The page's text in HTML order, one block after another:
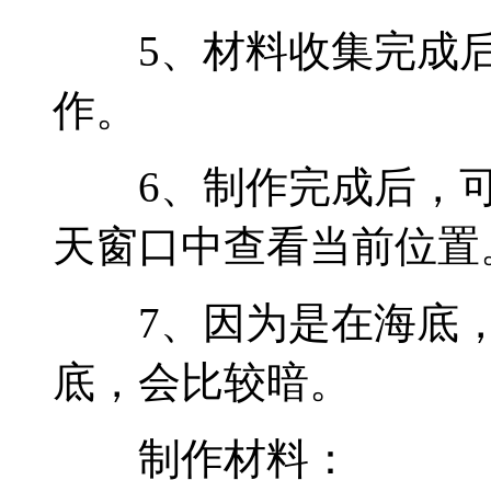
5、材料收集完成后
作。
6、制作完成后，可
天窗口中查看当前位置
7、因为是在海底，
底，会比较暗。
制作材料：